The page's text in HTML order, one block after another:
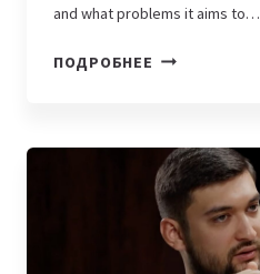
and what problems it aims to…
ПОДРОБНЕЕ AUTO.UZ
HELPING
PEOPLE
BUY
AND
SELL